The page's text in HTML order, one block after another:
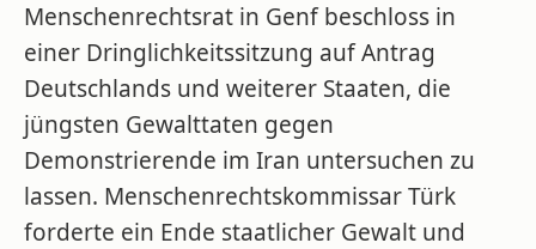
Menschenrechtsrat in Genf beschloss in
einer Dringlichkeitssitzung auf Antrag
Deutschlands und weiterer Staaten, die
jüngsten Gewalttaten gegen
Demonstrierende im Iran untersuchen zu
lassen. Menschenrechtskommissar Türk
forderte ein Ende staatlicher Gewalt und